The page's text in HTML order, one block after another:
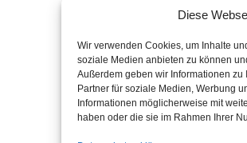
Diese
Wir verwenden Cookies, um Inhalte
soziale Medien anbieten zu können
Außerdem geben wir Informationen
Partner für soziale Medien, Werbung
Informationen möglicherweise mit
haben oder die sie im Rahmen Ihrer